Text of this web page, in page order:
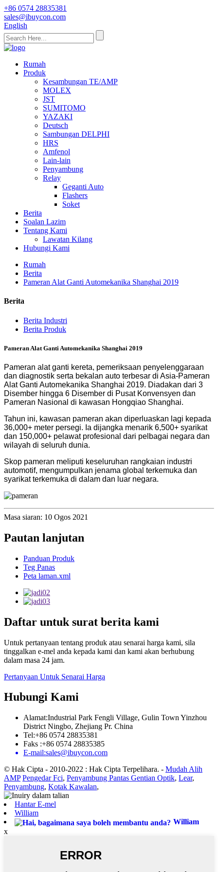
+86 0574 28835381
sales@ibuycon.com
English
Rumah
Produk
Kesambungan TE/AMP
MOLEX
JST
SUMITOMO
YAZAKI
Deutsch
Sambungan DELPHI
HRS
Amfenol
Lain-lain
Penyambung
Relay
Geganti Auto
Flashers
Soket
Berita
Soalan Lazim
Tentang Kami
Lawatan Kilang
Hubungi Kami
Rumah
Berita
Pameran Alat Ganti Automekanika Shanghai 2019
Berita
Berita Industri
Berita Produk
Pameran Alat Ganti Automekanika Shanghai 2019
Pameran alat ganti kereta, pemeriksaan penyelenggaraan
dan diagnostik serta bekalan auto terbesar di Asia-Pameran
Alat Ganti Automekanika Shanghai 2019. Diadakan dari 3
Disember hingga 6 Disember di Pusat Konvensyen dan
Pameran Nasional di kawasan Hongqiao Shanghai.
Tahun ini, kawasan pameran akan diperluaskan lagi kepada
36,000+ meter persegi. Ia dijangka menarik 6,500+ syarikat
dan 150,000+ pelawat profesional dari pelbagai negara dan
wilayah di seluruh dunia.
Skop pameran meliputi keseluruhan rangkaian industri
automotif, mengumpulkan jenama global terkemuka dan
syarikat terkemuka di dalam dan luar negara.
Masa siaran: 10 Ogos 2021
Pautan lanjutan
Panduan Produk
Teg Panas
Peta laman.xml
Daftar untuk surat berita kami
Untuk pertanyaan tentang produk atau senarai harga kami, sila
tinggalkan e-mel anda kepada kami dan kami akan berhubung
dalam masa 24 jam.
Pertanyaan Untuk Senarai Harga
Hubungi Kami
Alamat:Industrial Park Fengli Village, Gulin Town Yinzhou
District Ningbo, Zhejiang Pr. China
Tel:+86 0574 28835381
Faks :+86 0574 28835385
E-mail:sales@ibuycon.com
© Hak Cipta - 2010-2022 : Hak Cipta Terpelihara. - Mudah Alih
AMP Pengedar Fci, Penyambung Pantas Gentian Optik, Lear,
Penyambung, Kotak Kawalan,
Hantar E-mel
William
William
x